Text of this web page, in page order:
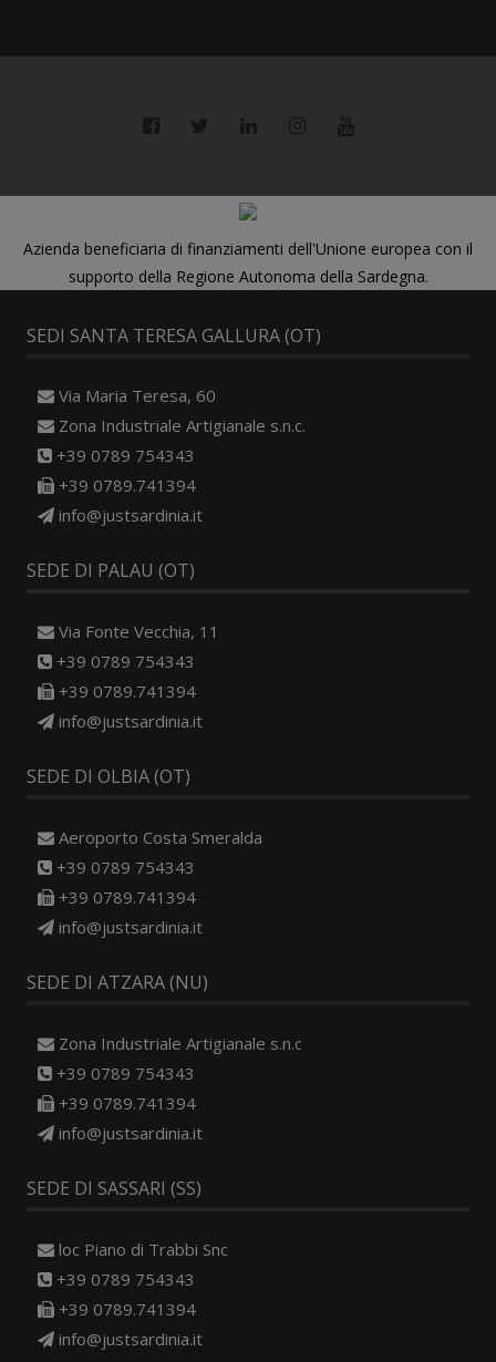
Azienda beneficiaria di finanziamenti dell'Unione europea con il
supporto della Regione Autonoma della Sardegna.
SEDI SANTA TERESA GALLURA (OT)
Via Maria Teresa, 60
Zona Industriale Artigianale s.n.c.
+39 0789 754343
+39 0789.741394
info@justsardinia.it
SEDE DI PALAU (OT)
Via Fonte Vecchia, 11
+39 0789 754343
+39 0789.741394
info@justsardinia.it
SEDE DI OLBIA (OT)
Aeroporto Costa Smeralda
+39 0789 754343
+39 0789.741394
info@justsardinia.it
SEDE DI ATZARA (NU)
Zona Industriale Artigianale s.n.c
+39 0789 754343
+39 0789.741394
info@justsardinia.it
SEDE DI SASSARI (SS)
loc Piano di Trabbi Snc
+39 0789 754343
+39 0789.741394
info@justsardinia.it